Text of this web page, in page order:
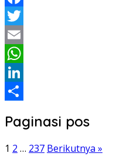
Facebook
Twitter
Email
WhatsApp
LinkedIn
Paginasi pos
1 2 … 237 Berikutnya »